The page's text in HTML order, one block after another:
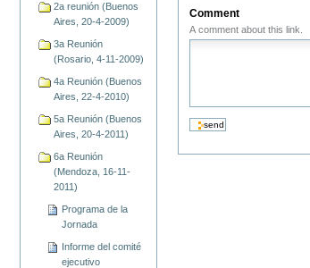
2a reunión (Buenos
Aires, 20-4-2009)
3a Reunión
(Rosario, 4-11-2009)
4a Reunión (Buenos
Aires, 22-4-2010)
5a Reunión (Buenos
Aires, 20-4-2011)
6a Reunión
(Mendoza, 16-11-
2011)
Programa de la
Jornada
Informe del comité
ejecutivo
Comment
A comment about this link.